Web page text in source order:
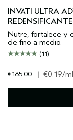
INVATI ULTRA
Nutre, fortalece y
de fino a medio.
(11)
€185.00 | €0.19/ml